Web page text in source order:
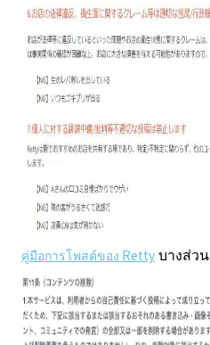
คู่มือการโพสต์ของ Rettyบางส่วน